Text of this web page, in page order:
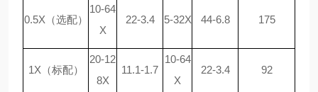
0.5X （选配）
10-64
X
22-3.4 5-32X 44-6.8 175
1X （标配）
20-12
8X
11.1-1.7
10-64
X
22-3.4 92